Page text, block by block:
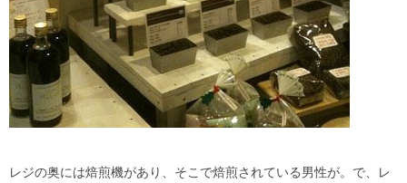
レジの奥には焙煎機があり、そこで焙煎されている男性が。で、レ